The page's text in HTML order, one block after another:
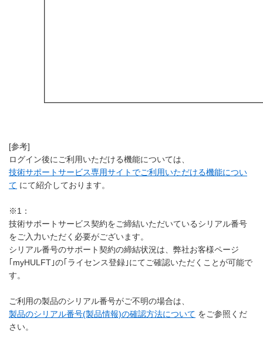
[参考]
ログイン後にご利用いただける機能については、
技術サポートサービス専用サイトでご利用いただける機能につい
て にて紹介しております。
※1：
技術サポートサービス契約をご締結いただいているシリアル番号
をご入力いただく必要がございます。
シリアル番号のサポート契約の締結状況は、弊社お客様ページ
｢myHULFT｣の｢ライセンス登録｣にてご確認いただくことが可能で
す。
ご利用の製品のシリアル番号がご不明の場合は、
製品のシリアル番号(製品情報)の確認方法について をご参照くだ
さい。